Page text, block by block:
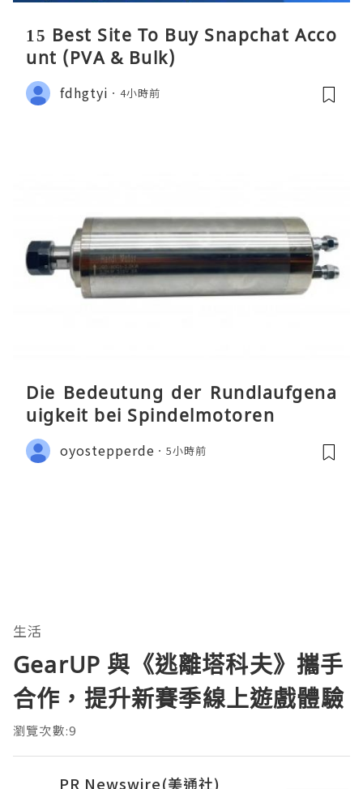
15 Best Site To Buy Snapchat Acco
unt (PVA & Bulk)
fdhgtyi 4小時前
Die Bedeutung der Rundlaufgena
uigkeit bei Spindelmotoren
oyostepperde 5小時前
生活
GearUP 與《逃離塔科夫》攜手
合作，提升新賽季線上遊戲體驗
瀏覽次數:9
PR Newswire(美通社)